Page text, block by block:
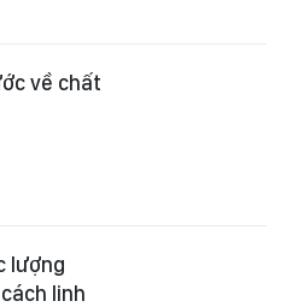
về chất
lượng
linh